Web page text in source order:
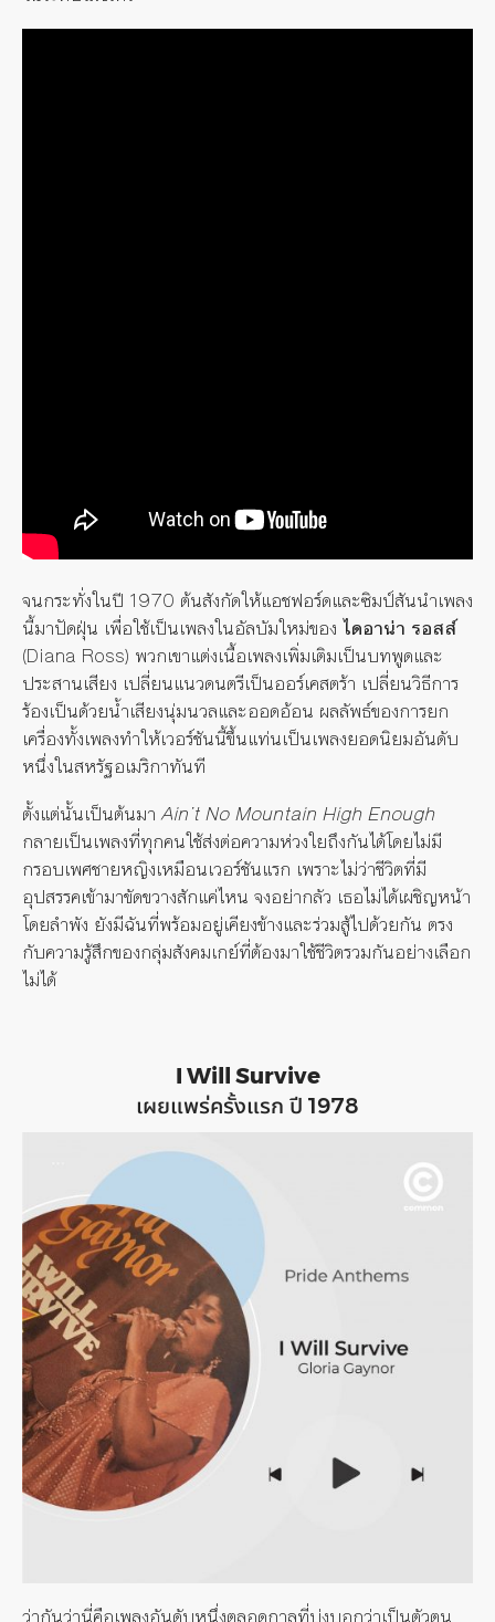
จนกระทั่งในปี 1970 ต้นสังกัดให้แอชฟอร์ดและซิมป์สันนำเพลง
นี้มาปัดฝุ่น เพื่อใช้เป็นเพลงในอัลบัมใหม่ของ ไดอาน่า รอสส์
(Diana Ross) พวกเขาแต่งเนื้อเพลงเพิ่มเติมเป็นบทพูดและ
ประสานเสียง เปลี่ยนแนวดนตรีเป็นออร์เคสตร้า เปลี่ยนวิธีการ
ร้องเป็นด้วยน้ำเสียงนุ่มนวลและออดอ้อน ผลลัพธ์ของการยก
เครื่องทั้งเพลงทำให้เวอร์ชันนี้ขึ้นแท่นเป็นเพลงยอดนิยมอันดับ
หนึ่งในสหรัฐอเมริกาทันที
ตั้งแต่นั้นเป็นต้นมาAin’t No Mountain High Enough
กลายเป็นเพลงที่ทุกคนใช้ส่งต่อความห่วงใยถึงกันได้โดยไม่มี
กรอบเพศชายหญิงเหมือนเวอร์ชันแรก เพราะไม่ว่าชีวิตที่มี
อุปสรรคเข้ามาขัดขวางสักแค่ไหน จงอย่ากลัว เธอไม่ได้เผชิญหน้า
โดยลำพัง ยังมีฉันที่พร้อมอยู่เคียงข้างและร่วมสู้ไปด้วยกัน ตรง
กับความรู้สึกของกลุ่มสังคมเกย์ที่ต้องมาใช้ชีวิตรวมกันอย่างเลือก
ไม่ได้
I Will Survive
เผยแพร่ครั้งแรก ปี 1978
ว่ากันว่านี่คือเพลงอันดับหนึ่งตลอดกาลที่บ่งบอกว่าเป็นตัวตน